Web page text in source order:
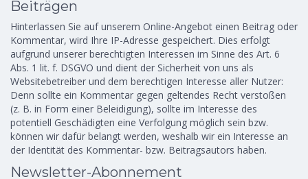
Beiträgen
Hinterlassen Sie auf unserem Online-Angebot einen Beitrag oder
Kommentar, wird Ihre IP-Adresse gespeichert. Dies erfolgt
aufgrund unserer berechtigten Interessen im Sinne des Art. 6
Abs. 1 lit. f. DSGVO und dient der Sicherheit von uns als
Websitebetreiber und dem berechtigen Interesse aller Nutzer:
Denn sollte ein Kommentar gegen geltendes Recht verstoßen
(z. B. in Form einer Beleidigung), sollte im Interesse des
potentiell Geschädigten eine Verfolgung möglich sein bzw.
können wir dafür belangt werden, weshalb wir ein Interesse an
der Identität des Kommentar- bzw. Beitragsautors haben.
Newsletter-Abonnement